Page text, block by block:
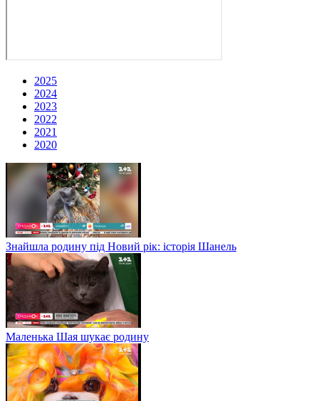
2025
2024
2023
2022
2021
2020
Знайшла родину під Новий рік: історія Шанель
Маленька Шая шукає родину